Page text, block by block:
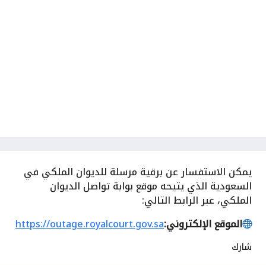
يمكن الاستفسار عن برقية مرسلة للديوان الملكي في
السعودية الذي يتيحه موقع بوابة تواصل الديوان
الملكي، عبر الرابط التالي:
الموقع الإلكتروني:https://outage.royalcourt.gov.sa
شارك